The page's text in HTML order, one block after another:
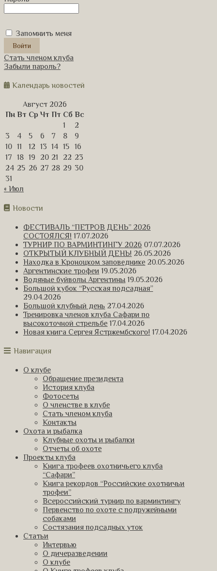
Запомнить меня
Стать членом клуба
Забыли пароль?
Календарь новостей
Август 2026
Пн Вт Ср Чт Пт Сб Вс
1
2
3
4 5 6 7 8
9
10 11 12 13 14 15
16
17
18 19 20 21 22 23
24 25 26 27 28 29 30
31
« Июл
Новости
ФЕСТИВАЛЬ “ПЕТРОВ ДЕНЬ” 2026
СОСТОЯЛСЯ! 17.07.2026
ТУРНИР ПО ВАРМИНТИНГУ 2026 07.07.2026
ОТКРЫТЫЙ КЛУБНЫЙ ДЕНЬ! 26.05.2026
Находка в Кроноцком заповеднике 20.05.2026
Аргентинские трофеи 19.05.2026
Водяные буйволы Аргентины 19.05.2026
Большой кубок “Русская подсадная”
29.04.2026
Большой клубный день 27.04.2026
Тренировка членов клуба Сафари по
высокоточной стрельбе 17.04.2026
Новая книга Сергея Ястржембского! 17.04.2026
Навигация
О клубе
Обращение президента
История клуба
Фотосеты
О членстве в клубе
Стать членом клуба
Контакты
Охота и рыбалка
Клубные охоты и рыбалки
Отчеты об охоте
Проекты клуба
Книга трофеев охотничьего клуба
“Сафари”
Книга рекордов “Российские охотничьи
трофеи”
Всероссийский турнир по варминтингу
Первенство по охоте с подружейными
собаками
Состязания подсадных уток
Статьи
Интервью
О дичеразведении
О клубе